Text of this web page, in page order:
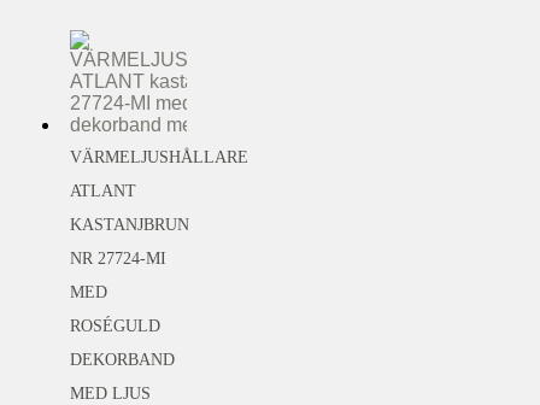
VÄRMELJUSHÅLLARE
ATLANT
KASTANJBRUN
NR 27724-MI
MED
ROSÉGULD
DEKORBAND
MED LJUS